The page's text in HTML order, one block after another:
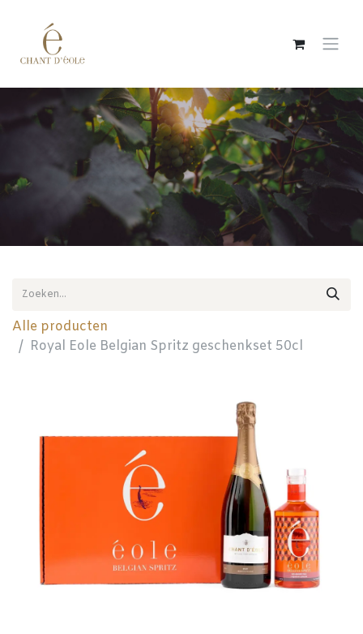
Alle producten
Royal Eole Belgian Spritz geschenkset 50cl